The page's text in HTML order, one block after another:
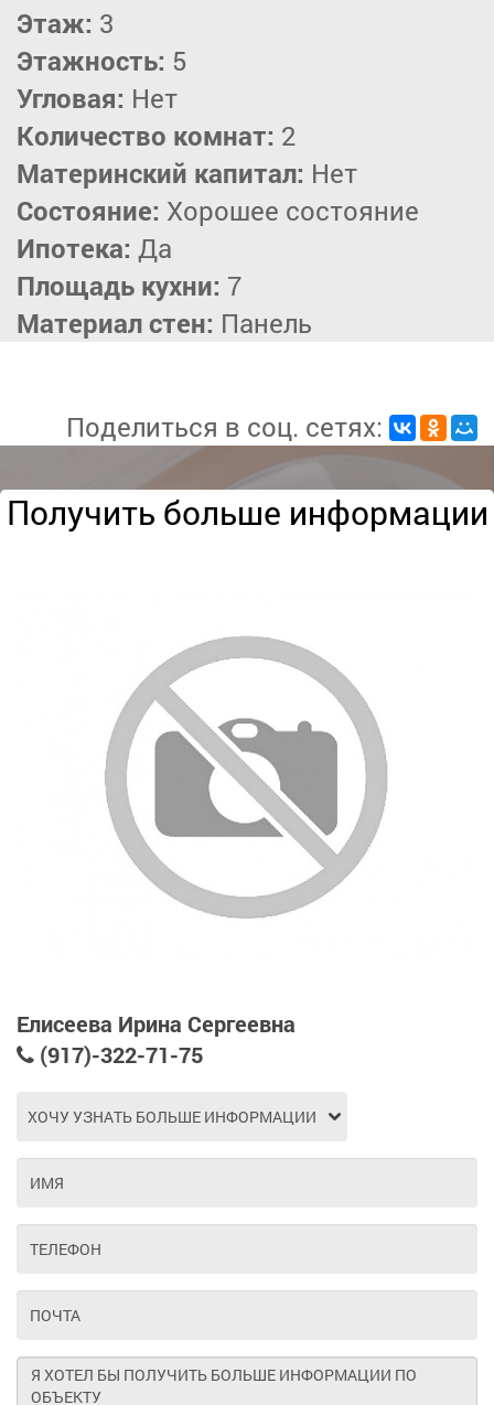
Этаж: 3
Этажность: 5
Угловая: Нет
Количество комнат: 2
Материнский капитал: Нет
Состояние: Хорошее состояние
Ипотека: Да
Площадь кухни: 7
Материал стен: Панель
Поделиться в соц. сетях:
Получить больше информации
Елисеева Ирина Сергеевна
(917)-322-71-75